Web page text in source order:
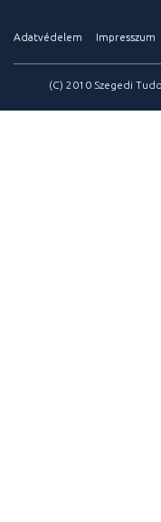
Adatvédelem Impresszum
(C) 2010 Szegedi